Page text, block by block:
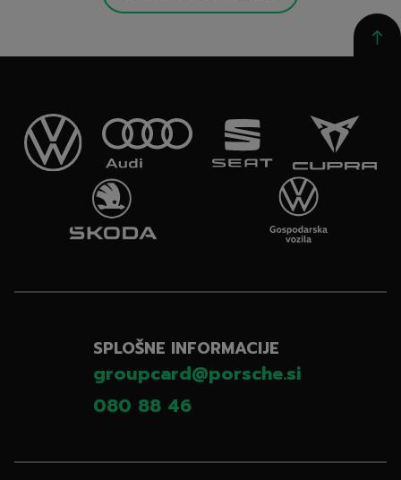
SPLOŠNE INFORMACIJE
groupcard@porsche.si
080 88 46